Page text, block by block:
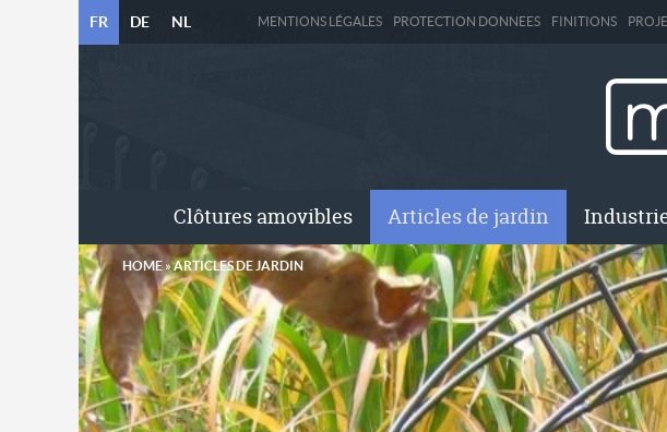
FR DE NL MENTIONS LÉGALES PROTECTION DONNEES FINITIONS
Clôtures amovibles Articles de jardin
HOME»ARTICLES DE JARDIN